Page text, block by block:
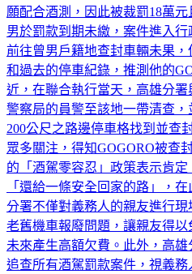
願配合酒測，因此被裁罰18萬
男於罰款到期未繳，案件進入
前往曾男戶籍地查封車輛未果
和過去的停車紀錄，推測他的
近，在聯合執行當天，高雄分
警察局的員警至該地一帶清查
200公尺之路邊停車格找到並查
眾多關注，得知GOGORO被查
的「酒駕零容忍」政策表示肯
「還給一條安全回家的路」，
分署不僅對義務人的親友進行
老舊機車報廢問題，讓親友得
未來產生高額欠費。此外，高
追查所有酒駕罰款案件，視義務